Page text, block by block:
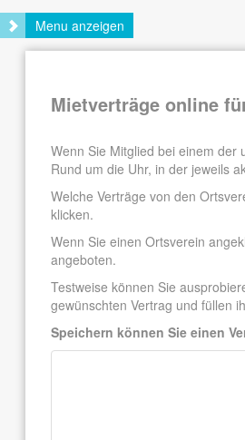
Menu anzeigen
Mietverträge online
Wenn Sie Mitglied bei einem
Rund um die Uhr, in der jeweils
Welche Verträge von den
klicken.
Wenn Sie einen Ortsverein
angeboten.
Testweise können Sie
gewünschten Vertrag und füllen
Speichern können Sie einen